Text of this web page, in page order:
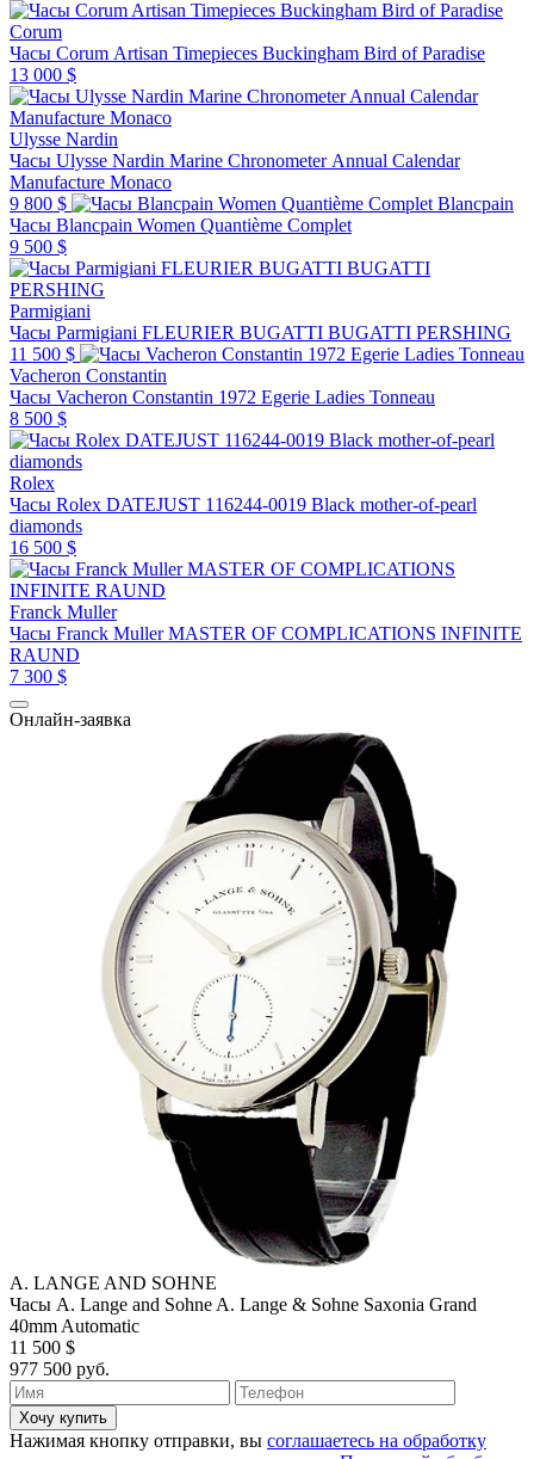
Corum
Часы Corum Artisan Timepieces Buckingham Bird of Paradise
13 000 $
Ulysse Nardin
Часы Ulysse Nardin Marine Chronometer Annual Calendar
Manufacture Monaco
9 800 $
Blancpain
Часы Blancpain Women Quantième Complet
9 500 $
Parmigiani
Часы Parmigiani FLEURIER BUGATTI BUGATTI PERSHING
11 500 $
Vacheron Constantin
Часы Vacheron Constantin 1972 Egerie Ladies Tonneau
8 500 $
Rolex
Часы Rolex DATEJUST 116244-0019 Black mother-of-pearl
diamonds
16 500 $
Franck Muller
Часы Franck Muller MASTER OF COMPLICATIONS INFINITE
RAUND
7 300 $
Онлайн-заявка
A. LANGE AND SOHNE
Часы A. Lange and Sohne A. Lange & Sohne Saxonia Grand
40mm Automatic
11 500 $
977 500 руб.
Хочу купить
Нажимая кнопку отправки, вы соглашаетесь на обработку